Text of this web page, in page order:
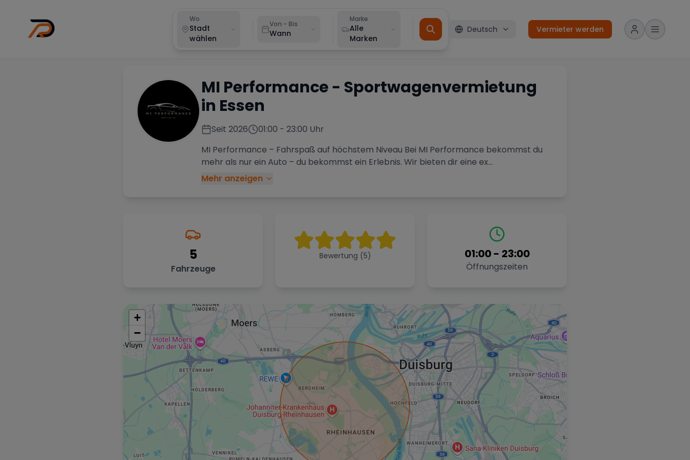
Wo
Stadt
wählen
Von - Bis
Wann
Marke
Alle
Marken
Deutsch Vermieter werden
MI Performance- Sportwagenvermietung
in Essen
Seit 2026 01:00 - 23:00 Uhr
MI Performance – Fahrspaß auf höchstem Niveau Bei MI Performance bekommst du
mehr als nur ein Auto – du bekommst ein Erlebnis. Wir bieten dir eine ex...
Mehr anzeigen
5
Fahrzeuge
Bewertung (5) 01:00- 23:00
Öffnungszeiten
+
−